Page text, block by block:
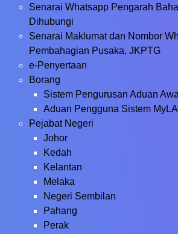
Senarai Whatsapp Pengarah
Dihubungi
Senarai Maklumat dan Nombor
Pembahagian Pusaka, JKPTG
e-Penyertaan
Borang
Sistem Pengurusan Aduan
Aduan Pengguna Sistem
Pejabat Negeri
Johor
Kedah
Kelantan
Melaka
Negeri Sembilan
Pahang
Perak